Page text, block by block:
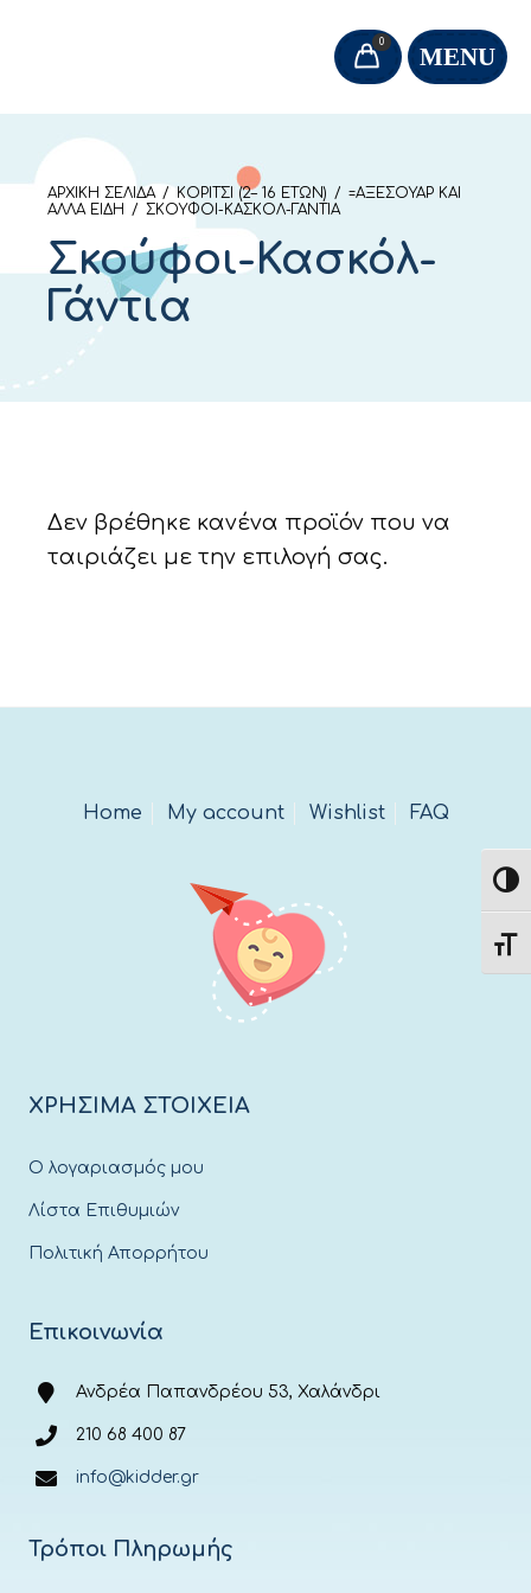
MENU
0
ΑΡΧΙΚΉ ΣΕΛΊΔΑ / ΚΟΡΊΤΣΙ (2– 16 ΕΤΏΝ) / =ΑΞΕΣΟΥΆΡ ΚΑΙ
ΆΛΛΑ ΕΊΔΗ / ΣΚΟΎΦΟΙ-ΚΑΣΚΌΛ-ΓΆΝΤΙΑ
Σκούφοι-Κασκόλ-
Γάντια
Δεν βρέθηκε κανένα προϊόν που να
ταιριάζει με την επιλογή σας.
Home My account Wishlist FAQ
ΧΡΗΣΙΜΑ ΣΤΟΙΧΕΙΑ
Ο λογαριασμός μου
Λίστα Επιθυμιών
Πολιτική Απορρήτου
Επικοινωνία
Ανδρέα Παπανδρέου 53, Χαλάνδρι
210 68 400 87
info@kidder.gr
Τρόποι Πληρωμής